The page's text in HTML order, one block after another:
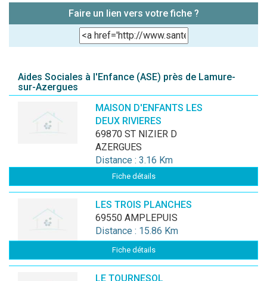
Faire un lien vers votre fiche ?
Aides Sociales à l'Enfance (ASE) près de Lamure-
sur-Azergues
MAISON D'ENFANTS LES
DEUX RIVIERES
69870 ST NIZIER D
AZERGUES
Distance : 3.16 Km
Fiche détails
LES TROIS PLANCHES
69550 AMPLEPUIS
Distance : 15.86 Km
Fiche détails
LE TOURNESOL